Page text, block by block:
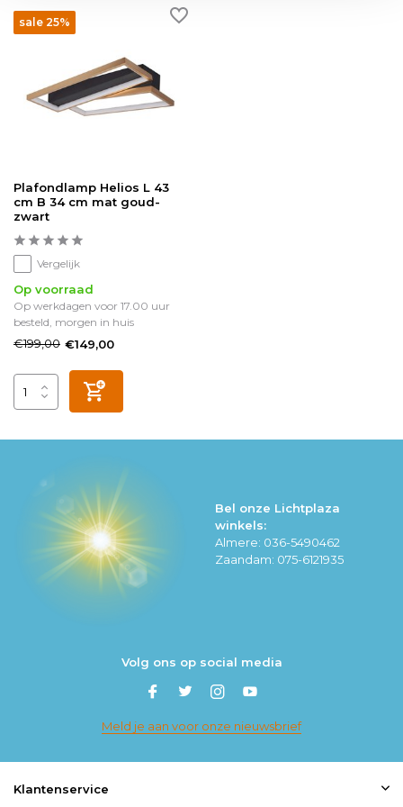
sale 25%
Plafondlamp Helios L 43
cm B 34 cm mat goud-
zwart
Vergelijk
Op voorraad
Op werkdagen voor 17.00 uur
besteld, morgen in huis
€199,00 €149,00
Bel onze Lichtplaza
winkels:
Almere: 036-5490462
Zaandam: 075-6121935
Volg ons op social media
Meld je aan voor onze nieuwsbrief
Klantenservice